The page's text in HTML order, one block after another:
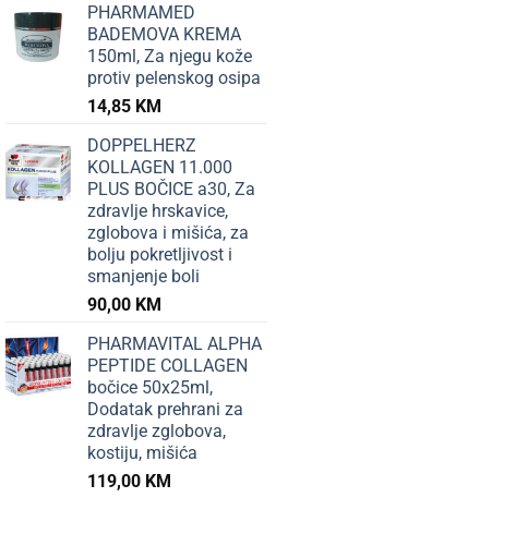
PHARMAMED
BADEMOVA KREMA
150ml, Za njegu kože
protiv pelenskog osipa
14,85 KM
DOPPELHERZ
KOLLAGEN 11.000
PLUS BOČICE a30, Za
zdravlje hrskavice,
zglobova i mišića, za
bolju pokretljivost i
smanjenje boli
90,00 KM
PHARMAVITAL ALPHA
PEPTIDE COLLAGEN
bočice 50x25ml,
Dodatak prehrani za
zdravlje zglobova,
kostiju, mišića
119,00 KM